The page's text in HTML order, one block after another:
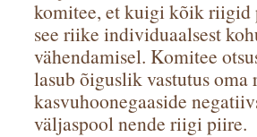
komitee, et kuigi kõik riigid
see riike individuaalsest
vähendamisel. Komitee
lasub õiguslik vastutus
kasvuhoonegaaside
väljaspool nende riigi piire.